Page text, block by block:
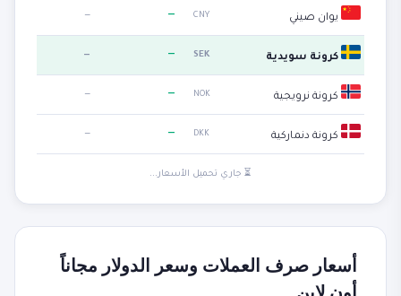
يوان صيني CNY
—
—
كرونة سويدية SEK
—
—
كرونة نرويجية NOK
—
—
كرونة دنماركية DKK
—
—
⏳ جاري تحميل الأسعار...
أسعار صرف العملات وسعر الدولار مجاناً